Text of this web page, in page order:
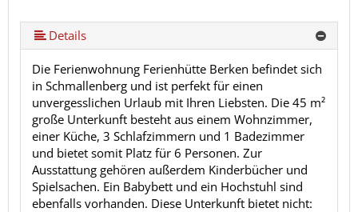
Details
Die Ferienwohnung Ferienhütte Berken befindet sich
in Schmallenberg und ist perfekt für einen
unvergesslichen Urlaub mit Ihren Liebsten. Die 45 m²
große Unterkunft besteht aus einem Wohnzimmer,
einer Küche, 3 Schlafzimmern und 1 Badezimmer
und bietet somit Platz für 6 Personen. Zur
Ausstattung gehören außerdem Kinderbücher und
Spielsachen. Ein Babybett und ein Hochstuhl sind
ebenfalls vorhanden. Diese Unterkunft bietet nicht: